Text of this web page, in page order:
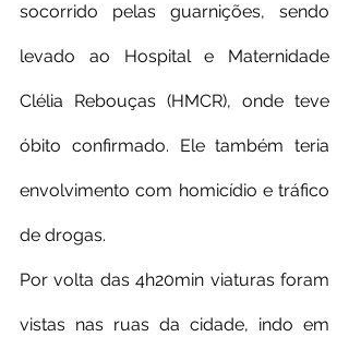
socorrido pelas guarnições, sendo
levado ao Hospital e Maternidade
Clélia Rebouças (HMCR), onde teve
óbito confirmado. Ele também teria
envolvimento com homicídio e tráfico
de drogas.
Por volta das 4h20min viaturas foram
vistas nas ruas da cidade, indo em